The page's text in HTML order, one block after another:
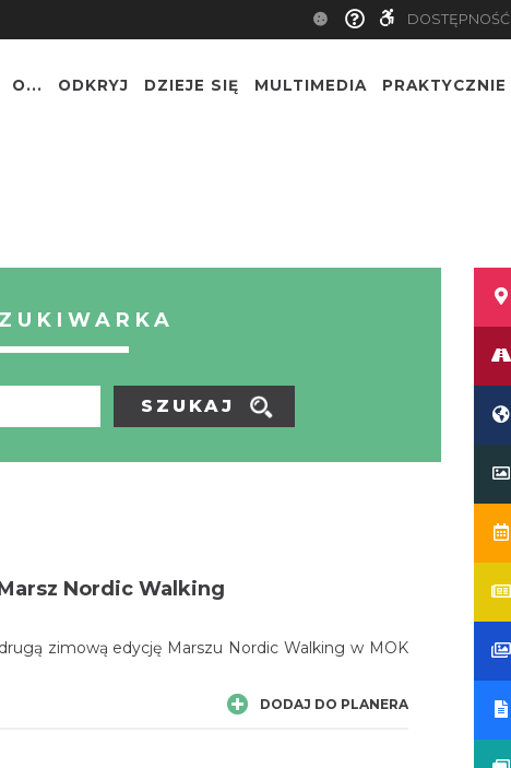
DOSTĘPNOŚĆ
O... ODKRYJ DZIEJE SIĘ MULTIMEDIA PRAKTYCZNIE
SZUKAJ
Nordic Walking
zimową edycję Marszu Nordic Walking w MOK
DODAJ DO PLANERA